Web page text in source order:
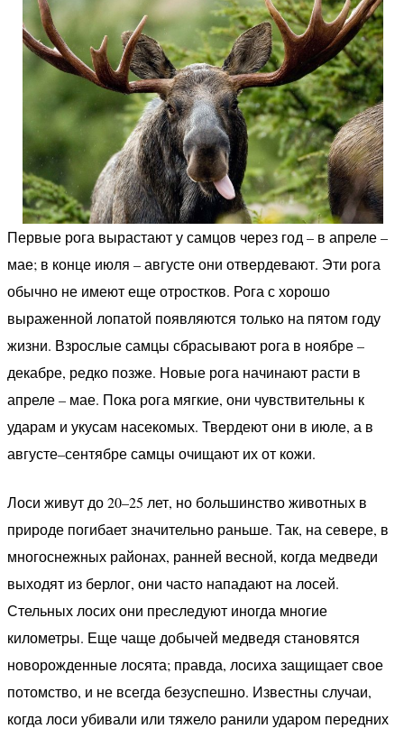
Первые рога вырастают у самцов через год – в апреле –
мае; в конце июля – августе они отвердевают. Эти рога
обычно не имеют еще отростков. Рога с хорошо
выраженной лопатой появляются только на пятом году
жизни. Взрослые самцы сбрасывают рога в ноябре –
декабре, редко позже. Новые рога начинают расти в
апреле – мае. Пока рога мягкие, они чувствительны к
ударам и укусам насекомых. Твердеют они в июле, а в
августе–сентябре самцы очищают их от кожи.
Лоси живут до 20–25 лет, но большинство животных в
природе погибает значительно раньше. Так, на севере, в
многоснежных районах, ранней весной, когда медведи
выходят из берлог, они часто нападают на лосей.
Стельных лосих они преследуют иногда многие
километры. Еще чаще добычей медведя становятся
новорожденные лосята; правда, лосиха защищает свое
потомство, и не всегда безуспешно. Известны случаи,
когда лоси убивали или тяжело ранили ударом передних